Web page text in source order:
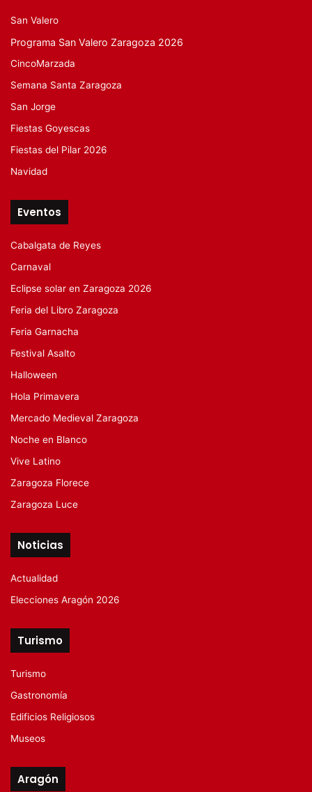
San Valero
Programa San Valero Zaragoza 2026
CincoMarzada
Semana Santa Zaragoza
San Jorge
Fiestas Goyescas
Fiestas del Pilar 2026
Navidad
Eventos
Cabalgata de Reyes
Carnaval
Eclipse solar en Zaragoza 2026
Feria del Libro Zaragoza
Feria Garnacha
Festival Asalto
Halloween
Hola Primavera
Mercado Medieval Zaragoza
Noche en Blanco
Vive Latino
Zaragoza Florece
Zaragoza Luce
Noticias
Actualidad
Elecciones Aragón 2026
Turismo
Turismo
Gastronomía
Edificios Religiosos
Museos
Aragón